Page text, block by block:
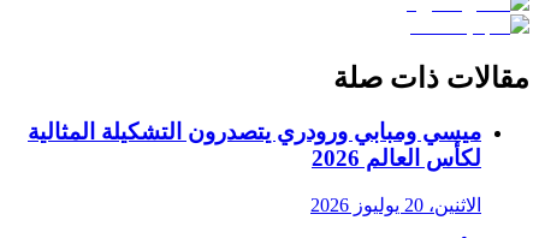
مقالات ذات صلة
ميسي ومبابي ورودري يتصدرون التشكيلة المثالية
لكأس العالم 2026
الاثنين، 20 يوليوز 2026